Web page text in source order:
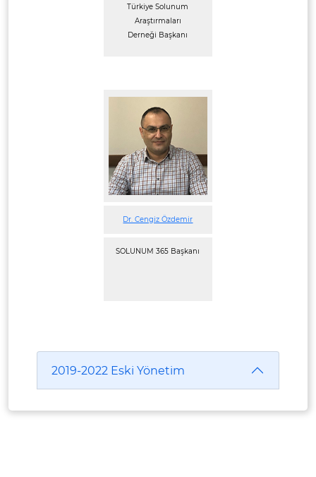
Türkiye Solunum
Araştırmaları
Derneği Başkanı
Dr. Cengiz Özdemir
SOLUNUM 365 Başkanı
2019-2022 Eski Yönetim